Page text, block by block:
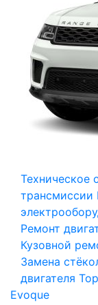
Техническое
трансмиссии
Ремонт
Кузовной
Замена
двигателя
Evoque